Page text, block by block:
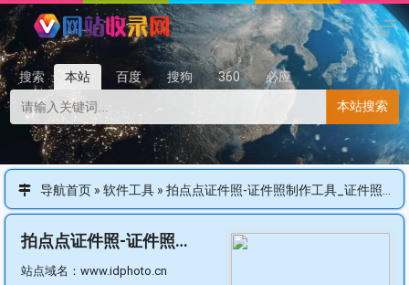
搜索 本站 百度 搜狗 360
必应
本站搜索
导航首页 » 软件工具 »
拍点点证件照-证件照制作工具_证件照换底色_报名证件照审核工具_证件照换服装工具
站点域名：www.idphoto.cn